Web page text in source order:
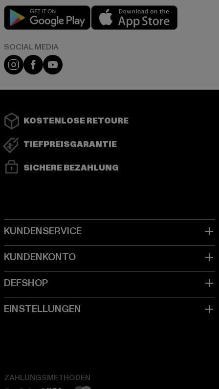
Play market
Instagram
FacebookYouTube
KOSTENLOSE RETOURE
TIEFPREISGARANTIE
SICHERE BEZAHLUNG
ZAHLUNGSMETHODEN